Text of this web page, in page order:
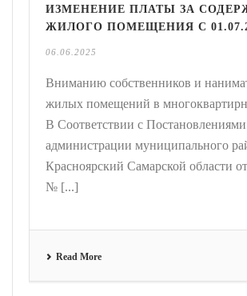
ИЗМЕНЕНИЕ ПЛАТЫ ЗА
ЖИЛОГО ПОМЕЩЕНИЯ С
06.06.2025
Вниманию собственников и
жилых помещений в
В Соответствии с Постановлениями
администрации муниципального
Красноярский Самарской области
№ [...]
Read More